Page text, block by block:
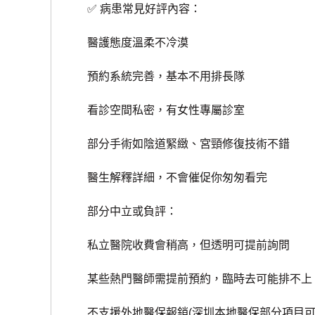
✅ 病患常見好評內容：
醫護態度溫柔不冷漠
預約系統完善，基本不用排長隊
看診空間私密，有女性專屬診室
部分手術如陰道緊緻、宮頸修復技術不錯
醫生解釋詳細，不會催促你匆匆看完
部分中立或負評：
私立醫院收費會稍高，但透明可提前詢問
某些熱門醫師需提前預約，臨時去可能排不上